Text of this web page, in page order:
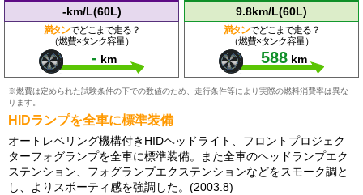
-km/L(60L)
満タンでどこまで走る？
（燃費×タンク容量）
- km
9.8km/L(60L)
満タンでどこまで走る？
（燃費×タンク容量）
588 km
※燃費は定められた試験条件の下での数値のため、走行条件等により実際の燃料消費率は異な
ります。
HIDランプを全車に標準装備
オートレベリング機構付きHIDヘッドライト、フロントプロジェク
ターフォグランプを全車に標準装備。また全車のヘッドランプエク
ステンション、フォグランプエクステンションなどをスモーク調と
し、よりスポーティ感を強調した。(2003.8)